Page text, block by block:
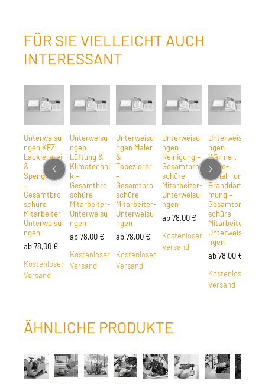
FÜR SIE VIELLEICHT AUCH
INTERESSANT
Unterweisu
ngen KFZ
Lackiererei
&
Spenglerei
–
Gesamtbro
schüre
Mitarbeiter-
Unterweisu
ngen
ab78,00 €
Kostenloser
Versand
Unterweisu
ngen
Lüftung &
Klimatechni
k –
Gesamtbro
schüre
Mitarbeiter-
Unterweisu
ngen
ab78,00 €
Kostenloser
Versand
Unterweisu
ngen Maler
&
Tapezierer
–
Gesamtbro
schüre
Mitarbeiter-
Unterweisu
ngen
ab78,00 €
Kostenloser
Versand
Unterweisu
ngen
Reinigung –
Gesamtbro
schüre
Mitarbeiter-
Unterweisu
ngen
ab78,00 €
Kostenloser
Versand
Unterweisu
ngen
Wärme-,
Kälte-,
Schall- und
Branddäm
mung –
Gesamtbro
schüre
Mitarbeiter-
Unterweisu
ngen
ab78,00 €
Kostenloser
Versand
ÄHNLICHE PRODUKTE